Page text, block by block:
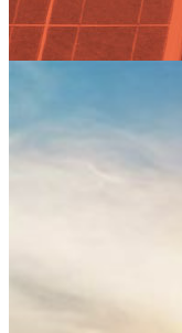
La planta
630.000
CO2